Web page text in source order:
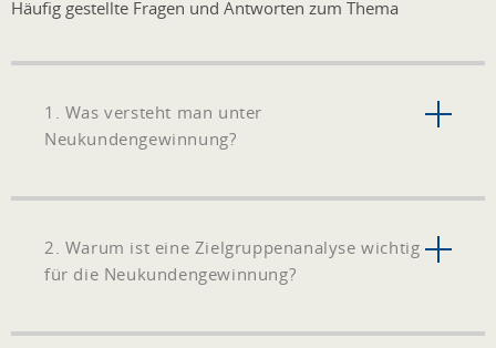
Häufig gestellte Fragen und Antworten zum Thema
1. Was versteht man unter
Neukundengewinnung?
2. Warum ist eine Zielgruppenanalyse wichtig
für die Neukundengewinnung?